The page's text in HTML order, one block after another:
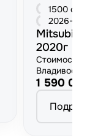
1500 cm
2026-
2020г
Стоимость
1 590